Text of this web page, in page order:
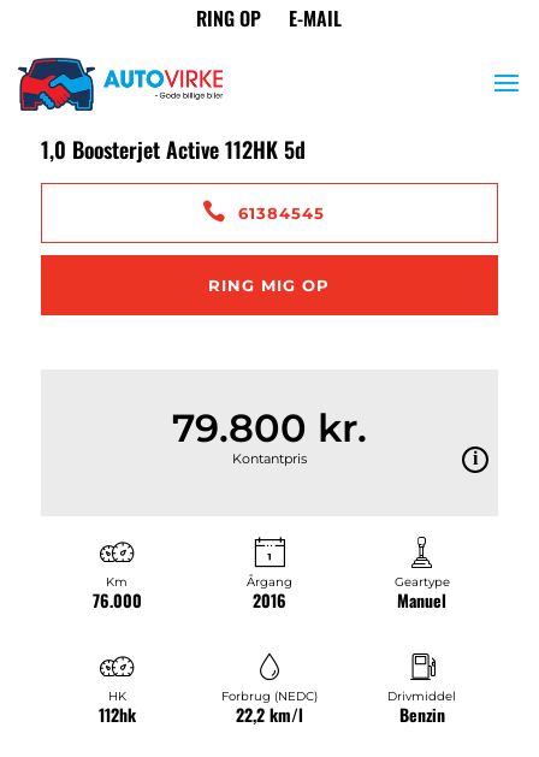
Tilbage til søgeresultat
Suzuki Baleno
1,0 Boosterjet Active 112HK 5d
61384545
RING MIG OP
79.800 kr.
Kontantpris
Km
76.000
Årgang
2016
Geartype
Manuel
HK
112hk
Forbrug (NEDC)
22,2 km/l
Drivmiddel
Benzin